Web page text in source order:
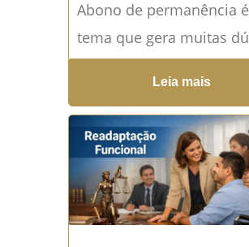
Abono de permanência
tema que gera muitas
entre servidores
principalmente aqueles
estão próximos da
aposentadoria, mas...
mais →
Leia mais